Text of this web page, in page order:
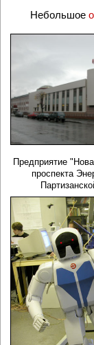
Небольшое
Предприятие
проспекта